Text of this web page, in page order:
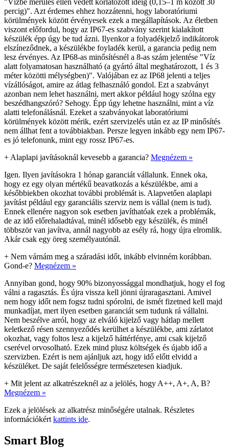
percig)". Azt érdemes ehhez hozzátenni, hogy laboratóriumi
körülmények között érvényesek ezek a megállapítások. Az életben
viszont előfordul, hogy az IP67-es szabvány szerint kialakított
készülék épp úgy be tud ázni. Ilyenkor a folyadékjelző indikátorok
elszíneződnek, a készülékbe foyladék kerül, a garancia pedig nem
lesz érvényes. Az IP68-as minősítésnél a 8-as szám jelentése "Víz
alatt folyamatosan használható (a gyártó által meghatározott, 1 és 3
méter közötti mélységben)". Valójában ez az IP68 jelenti a teljes
vízállóságot, amire az átlag felhasználó gondol. Ezt a szabványt
azonban nem lehet használni, mert akkor például hogy szólna egy
beszédhangszóró? Sehogy. Épp úgy lehetne használni, mint a víz
alatti telefonálásnál. Ezeket a szabványokat laboratóriumi
körülmények között mérik, ezért szervizelés után ez az IP minősítés
nem állhat fent a továbbiakban. Persze legyen inkább egy nem IP67-
es jó telefonunk, mint egy rossz IP67-es.
+ Alaplapi javításoknál kevesebb a garancia? Megnézem »
Igen. Ilyen javításokra 1 hónap garanciát vállalunk. Ennek oka,
hogy ez egy olyan mértékű beavatkozás a készülékbe, ami a
későbbiekben okozhat további problémát is. Alapvetően alaplapi
javítást például egy garanciális szerviz nem is vállal (nem is tud).
Ennek ellenére nagyon sok esetben javíthatóak ezek a problémák,
de az idő előrehaladtával, minél idősebb egy készülék, és minél
többször van javítva, annál nagyobb az esély rá, hogy újra elromlik.
Akár csak egy öreg személyautónál.
+ Nem várnám meg a száradási időt, inkább elvinném korábban.
Gond-e? Megnézem »
Annyiban gond, hogy 90% bizonyossággal mondhatjuk, hogy el fog
válni a ragasztás. És újra vissza kell jönni újraragasztani. Amivel
nem hogy időt nem fogsz tudni spórolni, de ismét fizetned kell majd
munkadíjat, mert ilyen esetben garanciát sem tudunk rá vállalni.
Nem beszélve arról, hogy az elváló kijelző vagy hátlap mellett
keletkező résen szennyeződés kerülhet a készülékbe, ami zárlatot
okozhat, vagy foltos lesz a kijelző háttérfénye, ami csak kijelző
cserével orvosolható. Ezek mind plusz költségek és újabb idő a
szervizben. Ezért is nem ajánljuk azt, hogy idő előtt elvidd a
készüléket. De saját felelősségre természetesen kiadjuk.
+ Mit jelent az alkatrészeknél az a jelölés, hogy A++, A+, A, B?
Megnézem »
Ezek a jelölések az alkatrész minőségére utalnak. Részletes
információkért kattints ide.
Smart Blog